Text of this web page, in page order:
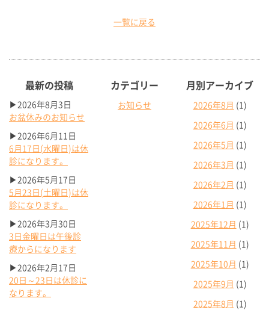
一覧に戻る
最新の投稿
▶2026年8月3日
お盆休みのお知らせ
▶2026年6月11日
6月17日(水曜日)は休
診になります。
▶2026年5月17日
5月23日(土曜日)は休
診になります。
▶2026年3月30日
3日金曜日は午後診
療からになります
▶2026年2月17日
20日～23日は休診に
なります。
カテゴリー
お知らせ
月別アーカイブ
2026年8月 (1)
2026年6月 (1)
2026年5月 (1)
2026年3月 (1)
2026年2月 (1)
2026年1月 (1)
2025年12月 (1)
2025年11月 (1)
2025年10月 (1)
2025年9月 (1)
2025年8月 (1)